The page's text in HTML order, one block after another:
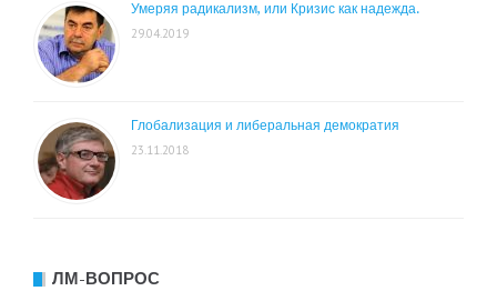
Умеряя радикализм, или Кризис как надежда.
29.04.2019
Глобализация и либеральная демократия
23.11.2018
ЛМ-ВОПРОС